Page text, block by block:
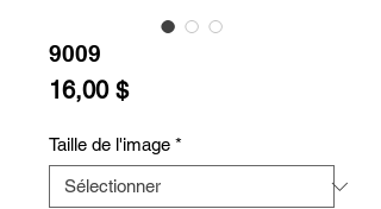
9009
16,00 $Prix
Taille de l'image *